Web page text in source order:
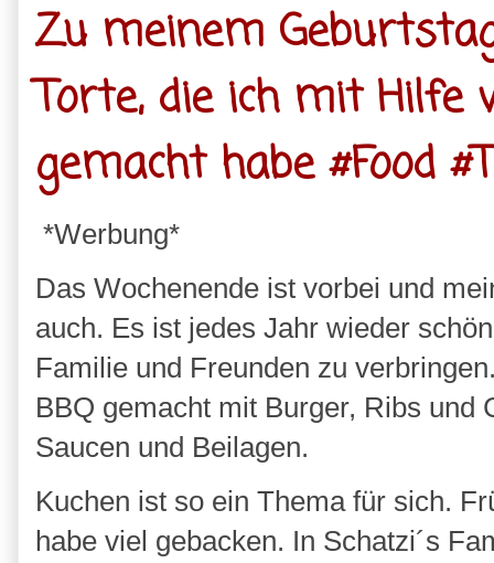
Zu meinem
Torte, die ich mit Hilfe
gemacht habe #Food
*Werbung*
Das Wochenende ist vorbei und
auch. Es ist jedes Jahr wieder
Familie und Freunden zu
BBQ gemacht mit Burger, Ribs
Saucen und Beilagen.
Kuchen ist so ein Thema für sich.
habe viel gebacken. In Schatzi´s